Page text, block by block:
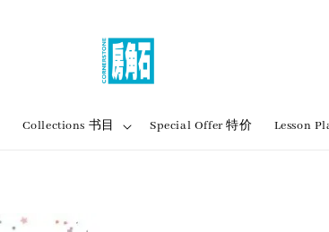
Collections 书目 Special Offer 特价 Lesson